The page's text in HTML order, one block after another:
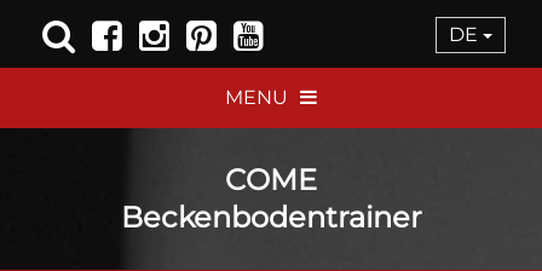
DE
MENU
COME
Beckenbodentrainer